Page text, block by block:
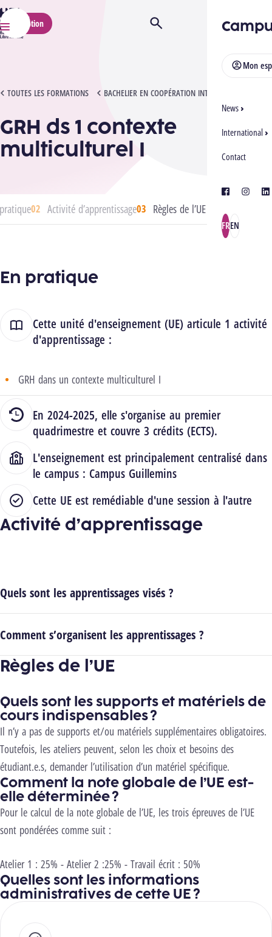
HELMo
Menu
Mon
News
International
Contact
facebook
FREN
Inscription Ouvrir/Fermer la recherche
TOUTES LES FORMATIONS BACHELIER EN COOPÉRATION INTERNATIONALE
GRH DS 1 CONTEXTE MULTICULTUREL I
GRH ds 1 contexte
multiculturel I
Activité d’apprentissage Règles de l’UE
En pratique
Cette unité d'enseignement (UE) articule 1 activité
d'apprentissage :
GRH dans un contexte multiculturel I
En 2024-2025, elle s'organise au premier
quadrimestre et couvre 3 crédits (ECTS).
L'enseignement est principalement centralisé dans
le campus : Campus Guillemins
Cette UE est remédiable d'une session à l'autre
Activité d’apprentissage
Quels sont les apprentissages visés ?
Comment s’organisent les apprentissages ?
Règles de l’UE
Quels sont les supports et matériels de
cours indispensables ?
Il n’y a pas de supports et/ou matériels supplémentaires obligatoires.
Toutefois, les ateliers peuvent, selon les choix et besoins des
étudiant.e.s, demander l’utilisation d’un matériel spécifique.
Comment la note globale de l’UE est-
elle déterminée ?
Pour le calcul de la note globale de l’UE, les trois épreuves de l’UE
sont pondérées comme suit :
Atelier 1 : 25% - Atelier 2 :25% - Travail écrit : 50%
Quelles sont les informations
administratives de cette UE ?